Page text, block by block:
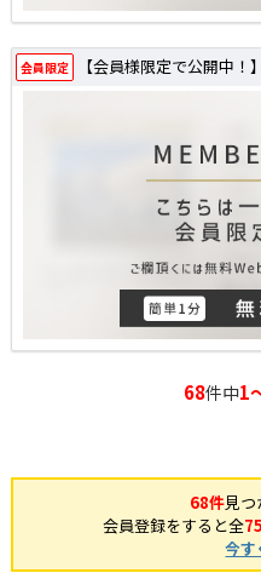
会員限定 【会員様限定で公開中！】
68件中1
68件見つ
会員登録をすると全
今す